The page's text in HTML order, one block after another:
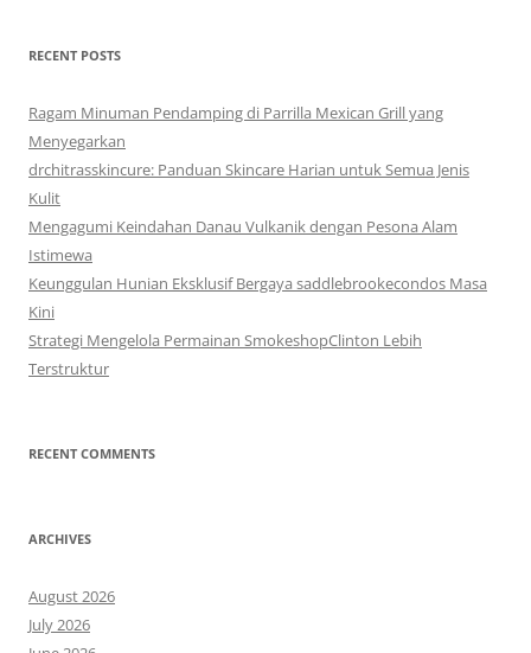
RECENT POSTS
Ragam Minuman Pendamping di Parrilla Mexican Grill yang
Menyegarkan
drchitrasskincure: Panduan Skincare Harian untuk Semua Jenis
Kulit
Mengagumi Keindahan Danau Vulkanik dengan Pesona Alam
Istimewa
Keunggulan Hunian Eksklusif Bergaya saddlebrookecondos Masa
Kini
Strategi Mengelola Permainan SmokeshopClinton Lebih
Terstruktur
RECENT COMMENTS
ARCHIVES
August 2026
July 2026